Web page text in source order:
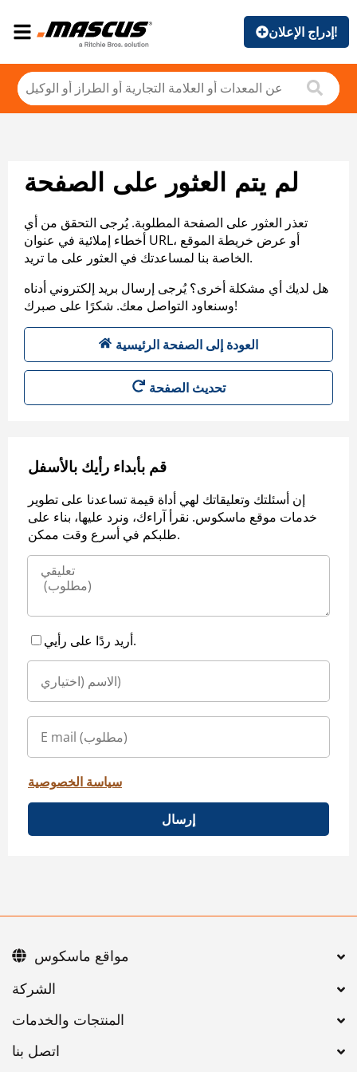
إدراج الإعلان!
لم يتم العثور على الصفحة
تعذر العثور على الصفحة المطلوبة. يُرجى التحقق من أي
أخطاء إملائية في عنوان URL، أو عرض خريطة الموقع
الخاصة بنا لمساعدتك في العثور على ما تريد.
هل لديك أي مشكلة أخرى؟ يُرجى إرسال بريد إلكتروني أدناه
وسنعاود التواصل معك. شكرًا على صبرك!
العودة إلى الصفحة الرئيسية
تحديث الصفحة
قم بأبداء رأيك بالأسفل
إن أسئلتك وتعليقاتك لهي أداة قيمة تساعدنا على تطوير
خدمات موقع ماسكوس. نقرأ آراءك، ونرد عليها، بناء على
طلبكم في أسرع وقت ممكن.
أريد ردًا على رأيي.
سياسة الخصوصية
إرسال
اتصل بنا
مواقع ماسكوس